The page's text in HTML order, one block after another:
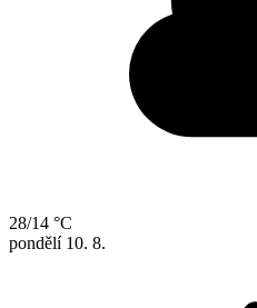
28/14 °C
pondělí 10. 8.